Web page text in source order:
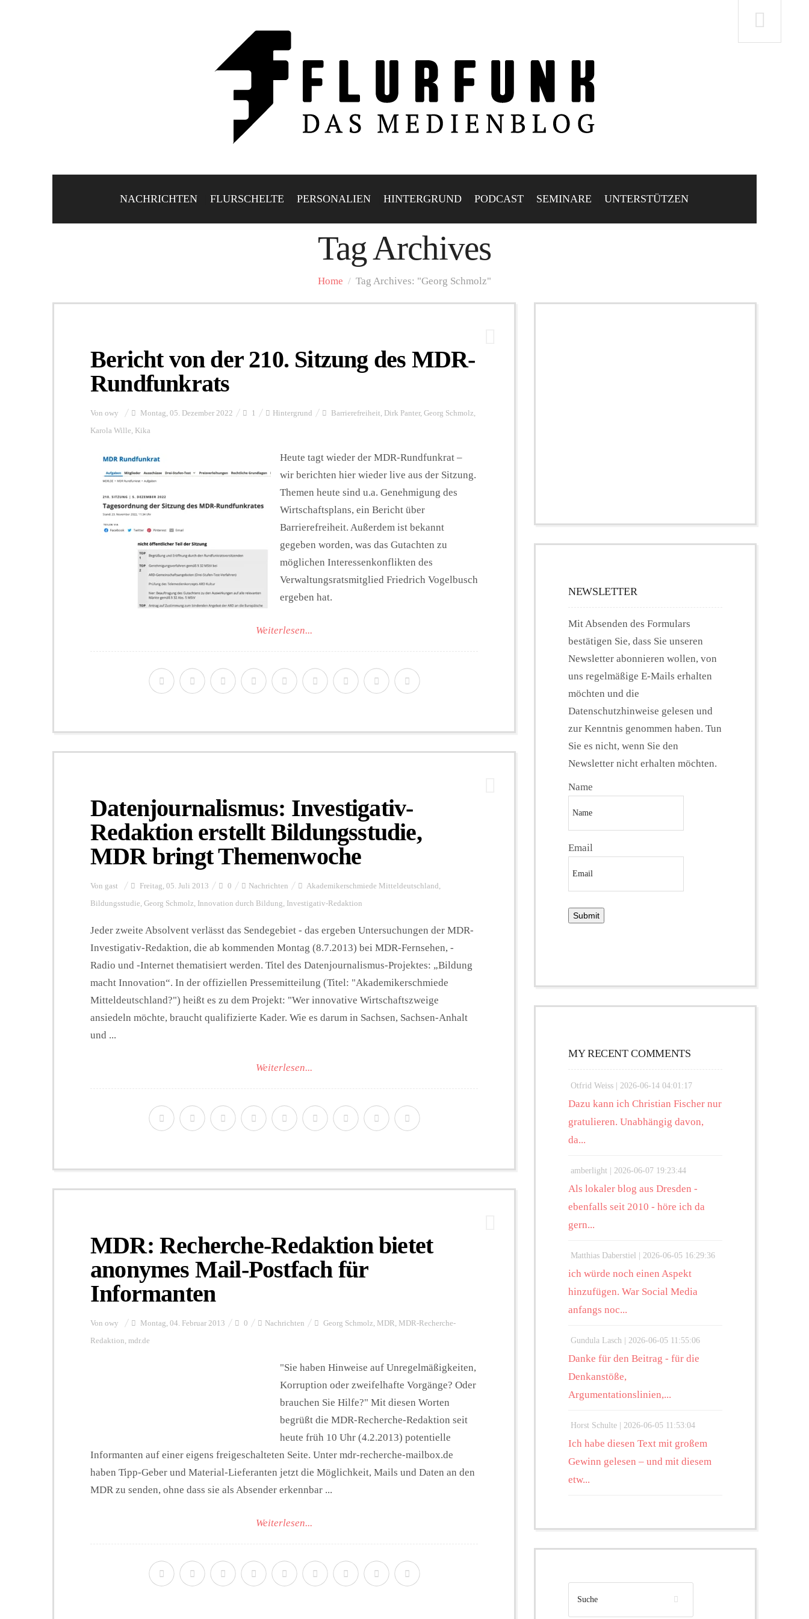
NACHRICHTEN FLURSCHELTE PERSONALIEN HINTERGRUND PODCAST SEMINARE UNTERSTÜTZEN
Tag Archives
Home / Tag Archives: "Georg Schmolz"
Bericht von der 210. Sitzung des MDR-
Rundfunkrats
Von owy Montag, 05. Dezember 2022 1 Hintergrund Barrierefreiheit, Dirk Panter, Georg Schmolz,
Karola Wille, Kika
Heute tagt wieder der MDR-Rundfunkrat –
wir berichten hier wieder live aus der Sitzung.
Themen heute sind u.a. Genehmigung des
Wirtschaftsplans, ein Bericht über
Barrierefreiheit. Außerdem ist bekannt
gegeben worden, was das Gutachten zu
möglichen Interessenkonflikten des
Verwaltungsratsmitglied Friedrich Vogelbusch
ergeben hat.
Weiterlesen...
Datenjournalismus: Investigativ-
Redaktion erstellt Bildungsstudie,
MDR bringt Themenwoche
Von gast Freitag, 05. Juli 2013 0 Nachrichten Akademikerschmiede Mitteldeutschland
Bildungsstudie Georg Schmolz Innovation durch Bildung Investigativ-Redaktion
Jeder zweite Absolvent verlässt das Sendegebiet - das ergeben Untersuchungen der MDR-
Investigativ-Redaktion, die ab kommenden Montag (8.7.2013) bei MDR-Fernsehen, -
Radio und -Internet thematisiert werden. Titel des Datenjournalismus-Projektes: „Bildung
macht Innovation“. In der offiziellen Pressemitteilung (Titel: "Akademikerschmiede
Mitteldeutschland?") heißt es zu dem Projekt: "Wer innovative Wirtschaftszweige
ansiedeln möchte, braucht qualifizierte Kader. Wie es darum in Sachsen, Sachsen-Anhalt
und ...
Weiterlesen...
MDR: Recherche-Redaktion bietet
anonymes Mail-Postfach für
Informanten
Von owy Montag, 04. Februar 2013 0 Nachrichten Georg Schmolz, MDR, MDR-Recherche-
Redaktion, mdr.de
"Sie haben Hinweise auf Unregelmäßigkeiten,
Korruption oder zweifelhafte Vorgänge? Oder
brauchen Sie Hilfe?" Mit diesen Worten
begrüßt die MDR-Recherche-Redaktion seit
heute früh 10 Uhr (4.2.2013) potentielle
Informanten auf einer eigens freigeschalteten Seite. Unter mdr-recherche-mailbox.de
haben Tipp-Geber und Material-Lieferanten jetzt die Möglichkeit, Mails und Daten an den
MDR zu senden, ohne dass sie als Absender erkennbar ...
Weiterlesen...
NEWSLETTER
Mit Absenden des Formulars
bestätigen Sie, dass Sie unseren
Newsletter abonnieren wollen, von
uns regelmäßige E-Mails erhalten
möchten und die
Datenschutzhinweise gelesen und
zur Kenntnis genommen haben. Tun
Sie es nicht, wenn Sie den
Newsletter nicht erhalten möchten.
Name
Email
MY RECENT COMMENTS
Otfrid Weiss | 2026-06-14 04:01:17
Dazu kann ich Christian Fischer nur
gratulieren. Unabhängig davon,
da...
amberlight | 2026-06-07 19:23:44
Als lokaler blog aus Dresden -
ebenfalls seit 2010 - höre ich da
gern...
Matthias Daberstiel | 2026-06-05 16:29:36
ich würde noch einen Aspekt
hinzufügen. War Social Media
anfangs noc...
Gundula Lasch | 2026-06-05 11:55:06
Danke für den Beitrag - für die
Denkanstöße,
Argumentationslinien,...
Horst Schulte | 2026-06-05 11:53:04
Ich habe diesen Text mit großem
Gewinn gelesen – und mit diesem
etw...